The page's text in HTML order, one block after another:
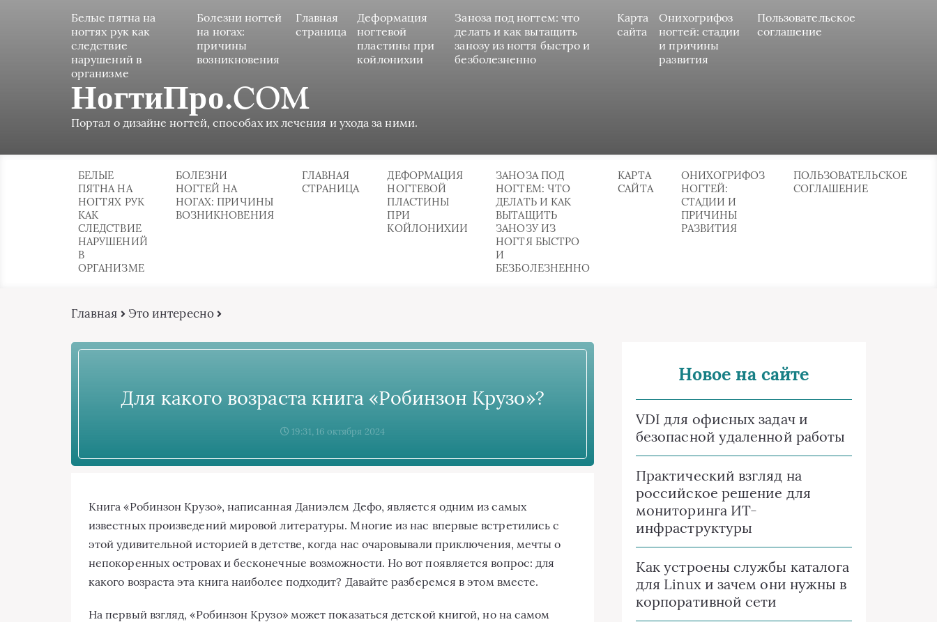
Белые пятна на
ногтях рук как
следствие
нарушений в
организме
Болезни ногтей
на ногах:
причины
возникновения
Главная
страница
Деформация
ногтевой
пластины при
койлонихии
Заноза под ногтем: что
делать и как вытащить
занозу из ногтя быстро и
безболезненно
Карта
сайта
Онихогрифоз
ногтей: стадии
и причины
развития
Пользовательское
соглашение
НогтиПро.COM
Портал о дизайне ногтей, способах их лечения и ухода за ними.
БЕЛЫЕ
ПЯТНА НА
НОГТЯХ РУК
КАК
СЛЕДСТВИЕ
НАРУШЕНИЙ
В
ОРГАНИЗМЕ
БОЛЕЗНИ
НОГТЕЙ НА
НОГАХ: ПРИЧИНЫ
ВОЗНИКНОВЕНИЯ
ГЛАВНАЯ
СТРАНИЦА
ДЕФОРМАЦИЯ
НОГТЕВОЙ
ПЛАСТИНЫ
ПРИ
КОЙЛОНИХИИ
ЗАНОЗА ПОД
НОГТЕМ: ЧТО
ДЕЛАТЬ И КАК
ВЫТАЩИТЬ
ЗАНОЗУ ИЗ
НОГТЯ БЫСТРО
И
БЕЗБОЛЕЗНЕННО
КАРТА
САЙТА
ОНИХОГРИФОЗ
НОГТЕЙ:
СТАДИИ И
ПРИЧИНЫ
РАЗВИТИЯ
ПОЛЬЗОВАТЕЛЬСКОЕ
СОГЛАШЕНИЕ
Главная Это интересно
Для какого возраста книга «Робинзон Крузо»?
19:31, 16 октября 2024
Книга «Робинзон Крузо», написанная Даниэлем Дефо, является одним из самых
известных произведений мировой литературы. Многие из нас впервые встретились с
этой удивительной историей в детстве, когда нас очаровывали приключения, мечты о
непокоренных островах и бесконечные возможности. Но вот появляется вопрос: для
какого возраста эта книга наиболее подходит? Давайте разберемся в этом вместе.
На первый взгляд, «Робинзон Крузо» может показаться детской книгой, но на самом
Новое на сайте
VDI для офисных задач и
безопасной удаленной работы
Практический взгляд на
российское решение для
мониторинга ИТ-
инфраструктуры
Как устроены службы каталога
для Linux и зачем они нужны в
корпоративной сети